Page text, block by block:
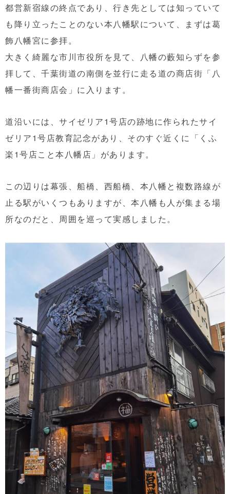
都営新宿線の終点であり、行き先としては知っていて
も降り立ったことのない本八幡駅について、まずは葛
飾八幡宮に参拝。
大きく綺麗な市川市役所を見て、八幡の藪知らずを参
拝して、千葉街道の南側を並行に走る道の商店街「八
幡一番街商店会」に入ります。
道沿いには、サイゼリア1号店の跡地に作られたサイ
ゼリア1号店教育記念があり、そのすぐ近くに「くふ
楽1号店こと本八幡店」があります。
この辺りは幕張、船橋、西船橋、本八幡と複数路線が
止る駅がいくつもありますが、本八幡も人が集まる場
所なのだと、周囲を巡って実感しました。